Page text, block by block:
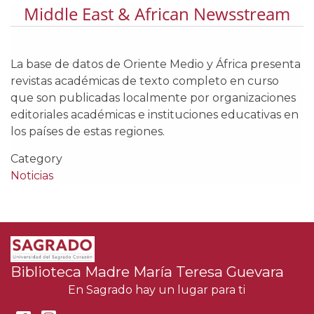
Middle East & African Newsstream
La base de datos de Oriente Medio y África presenta
revistas académicas de texto completo en curso
que son publicadas localmente por organizaciones
editoriales académicas e instituciones educativas en
los países de estas regiones.
Category
Noticias
Biblioteca Madre María Teresa Guevara
En Sagrado hay un lugar para ti